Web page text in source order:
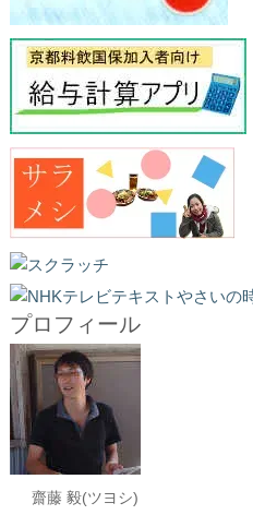
プロフィール
齋藤 毅(ツヨシ)